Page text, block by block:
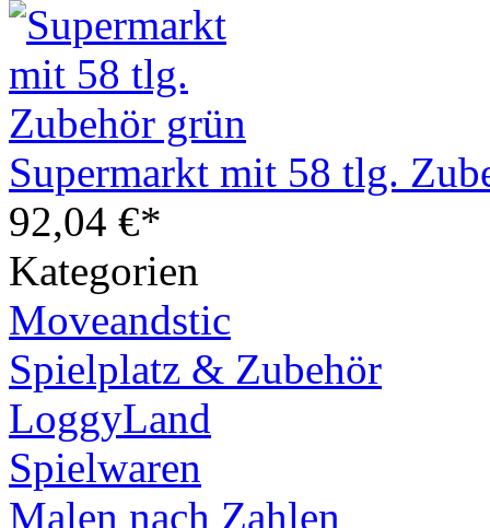
Supermarkt mit 58 tlg.
92,04 €*
Kategorien
Moveandstic
Spielplatz & Zubehör
LoggyLand
Spielwaren
Malen nach Zahlen